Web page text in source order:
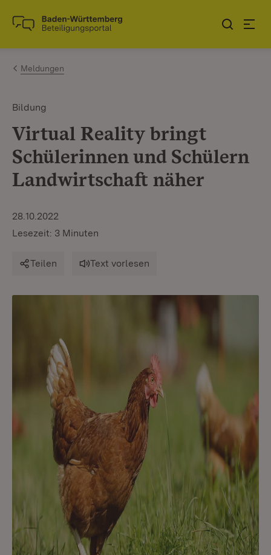
Zum Inhalt springen
Link zur Startseite
Meldungen
Bildung
Virtual Reality bringt
Schülerinnen und Schülern
Landwirtschaft näher
28.10.2022
Lesezeit: 3 Minuten
Teilen Text vorlesen